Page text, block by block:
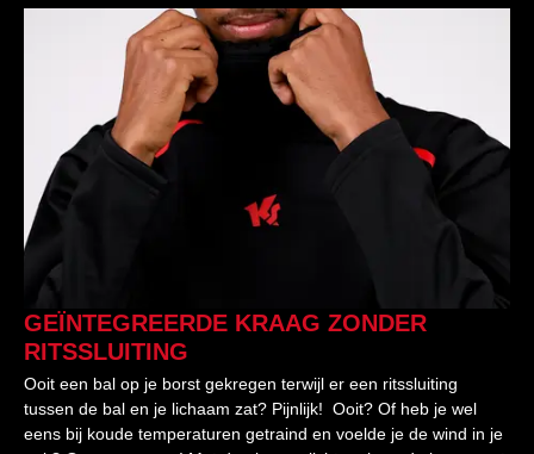
GEÏNTEGREERDE KRAAG ZONDER
RITSSLUITING
Ooit een bal op je borst gekregen terwijl er een ritssluiting
tussen de bal en je lichaam zat? Pijnlijk! Ooit? Of heb je wel
eens bij koude temperaturen getraind en voelde je de wind in je